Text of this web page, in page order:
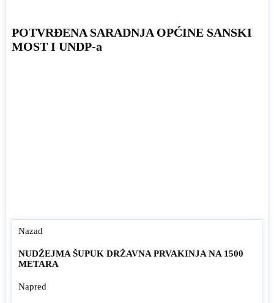
POTVRĐENA SARADNJA OPĆINE SANSKI
MOST I UNDP-a
Nazad
NUDŽEJMA ŠUPUK DRŽAVNA PRVAKINJA NA 1500
METARA
Napred